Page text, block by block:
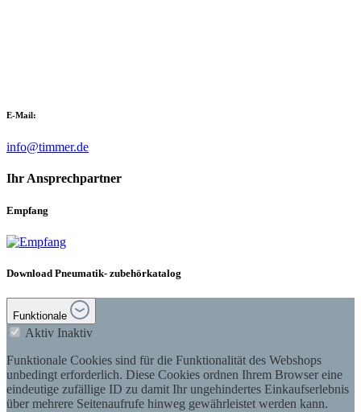
E-Mail:
info@timmer.de
Ihr Ansprechpartner
Empfang
Download Pneumatik- zubehörkatalog
Funktionale
Aktiv Inaktiv
Funktionale Cookies sind für die Funktionalität des Webshops
unbedingt erforderlich. Diese Cookies ordnen Ihrem Browser eine
eindeutige zufällige ID zu damit Ihr ungehindertes Einkaufserlebnis
über mehrere Seitenaufrufe hinweg gewährleistet werden kann.